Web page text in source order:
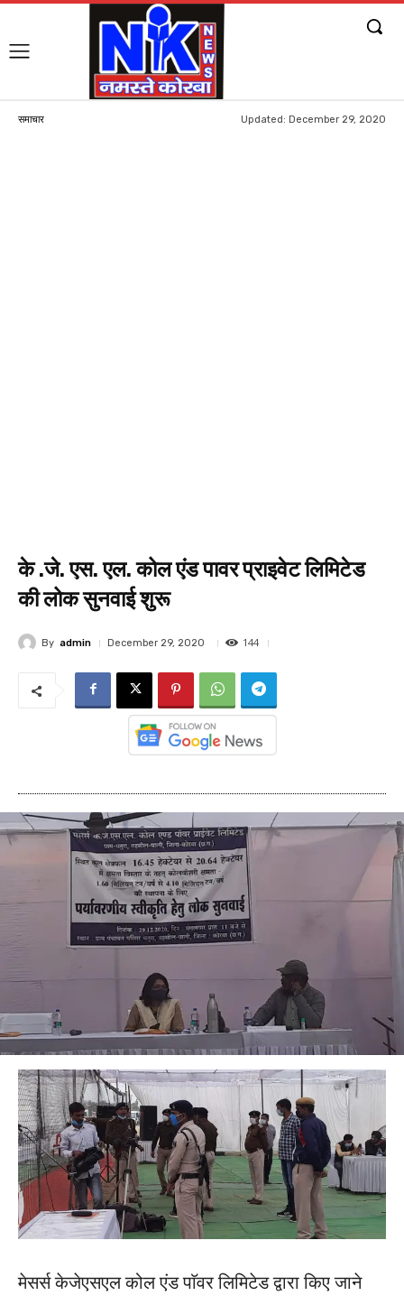
समाचार Updated: December 29, 2020
के .जे. एस. एल. कोल एंड पावर प्राइवेट लिमिटेड
की लोक सुनवाई शुरू
By admin December 29, 2020 144
मेसर्स केजेएसएल कोल एंड पाॅवर लिमिटेड द्वारा किए जाने